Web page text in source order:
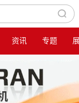
资讯 专题